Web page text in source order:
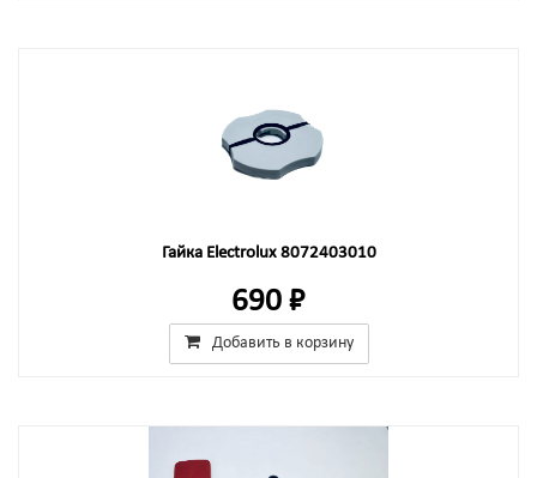
Гайка Electrolux 8072403010
690 ₽
Добавить в корзину